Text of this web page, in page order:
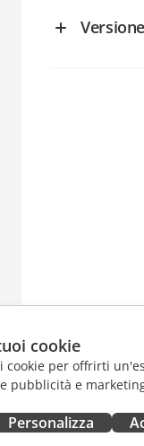
Generale
Documenti
Aggiunto
cookie
cookie per offrirti
pubblicità e
Personalizza